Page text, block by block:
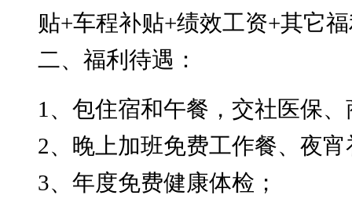
贴+车程补贴+绩效工资+其它
二、福利待遇：
1、包住宿和午餐，交社医保
2、晚上加班免费工作餐、夜宵
3、年度免费健康体检；